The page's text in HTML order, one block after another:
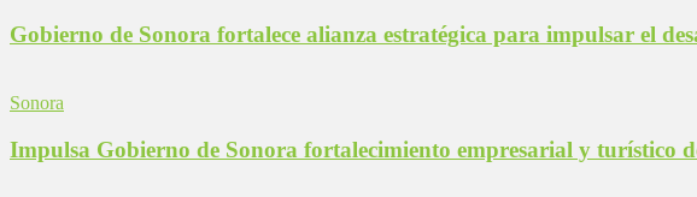
Gobierno de Sonora fortalece alianza estratégica para impulsar el
Sonora
Impulsa Gobierno de Sonora fortalecimiento empresarial y turístico